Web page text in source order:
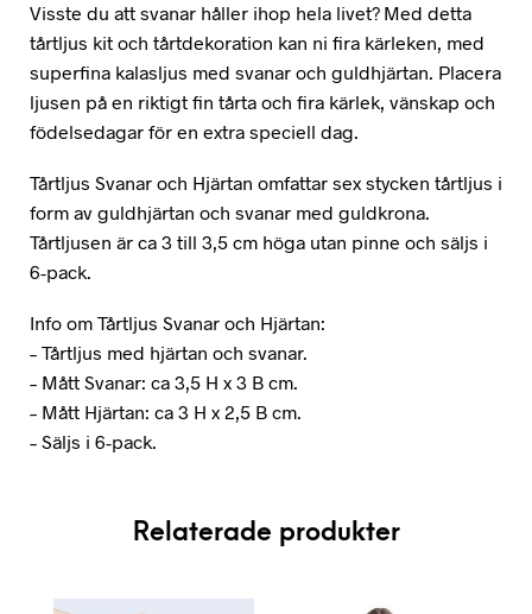
Visste du att svanar håller ihop hela livet? Med detta
tårtljus kit och tårtdekoration kan ni fira kärleken, med
superfina kalasljus med svanar och guldhjärtan. Placera
ljusen på en riktigt fin tårta och fira kärlek, vänskap och
födelsedagar för en extra speciell dag.
Tårtljus Svanar och Hjärtan omfattar sex stycken tårtljus i
form av guldhjärtan och svanar med guldkrona.
Tårtljusen är ca 3 till 3,5 cm höga utan pinne och säljs i
6-pack.
Info om Tårtljus Svanar och Hjärtan:
– Tårtljus med hjärtan och svanar.
– Mått Svanar: ca 3,5 H x 3 B cm.
– Mått Hjärtan: ca 3 H x 2,5 B cm.
– Säljs i 6-pack.
Relaterade produkter